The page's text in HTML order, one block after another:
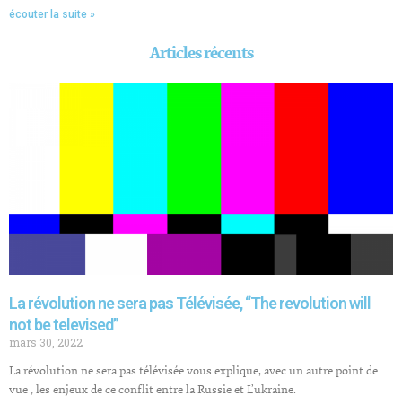
écouter la suite »
Articles récents
La révolution ne sera pas Télévisée, “The revolution will
not be televised”
mars 30, 2022
La révolution ne sera pas télévisée vous explique, avec un autre point de
vue , les enjeux de ce conflit entre la Russie et L’ukraine.